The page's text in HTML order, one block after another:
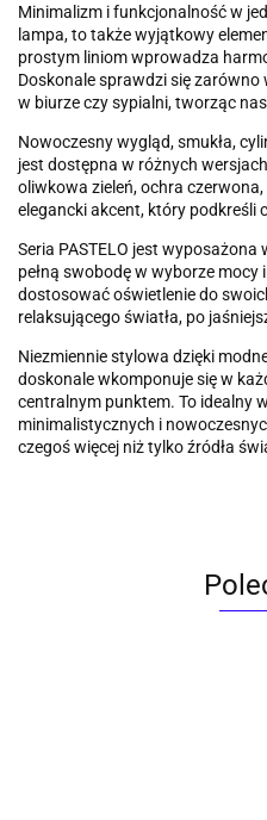
Minimalizm i funkcjonalność w
lampa, to także wyjątkowy
prostym liniom wprowadza
Doskonale sprawdzi się zarówno
w biurze czy sypialni, tworząc
Nowoczesny wygląd, smukła,
jest dostępna w różnych
oliwkowa zieleń, ochra
elegancki akcent, który podkreśli
Seria PASTELO jest
pełną swobodę w wyborze mocy
dostosować oświetlenie do
relaksującego światła, po
Niezmiennie stylowa dzięki
doskonale wkomponuje się w
centralnym punktem. To idealny
minimalistycznych i
czegoś więcej niż tylko źródła